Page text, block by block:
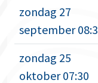
zondag 27
september
zondag 25
oktober 07:30